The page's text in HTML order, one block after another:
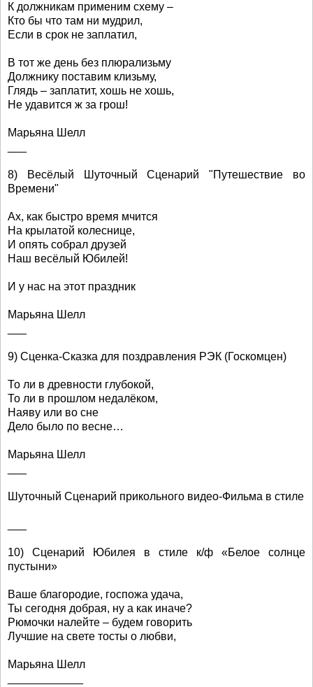
К должникам применим схему –
Кто бы что там ни мудрил,
Если в срок не заплатил,
В тот же день без плюрализьму
Должнику поставим клизьму,
Глядь – заплатит, хошь не хошь,
Не удавится ж за грош!
Марьяна Шелл
8) Весёлый Шуточный Сценарий "Путешествие во
Времени"
Ах, как быстро время мчится
На крылатой колеснице,
И опять собрал друзей
Наш весёлый Юбилей!
И у нас на этот праздник
Марьяна Шелл
9) Сценка-Сказка для поздравления РЭК (Госкомцен)
То ли в древности глубокой,
То ли в прошлом недалёком,
Наяву или во сне
Дело было по весне…
Марьяна Шелл
Шуточный Сценарий прикольного видео-Фильма в стиле
10) Сценарий Юбилея в стиле к/ф «Белое солнце
пустыни»
Ваше благородие, госпожа удача,
Ты сегодня добрая, ну а как иначе?
Рюмочки налейте – будем говорить
Лучшие на свете тосты о любви,
Марьяна Шелл